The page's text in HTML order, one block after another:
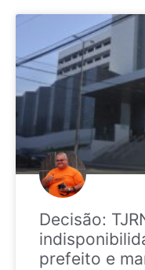
Decisão:
prefeito e